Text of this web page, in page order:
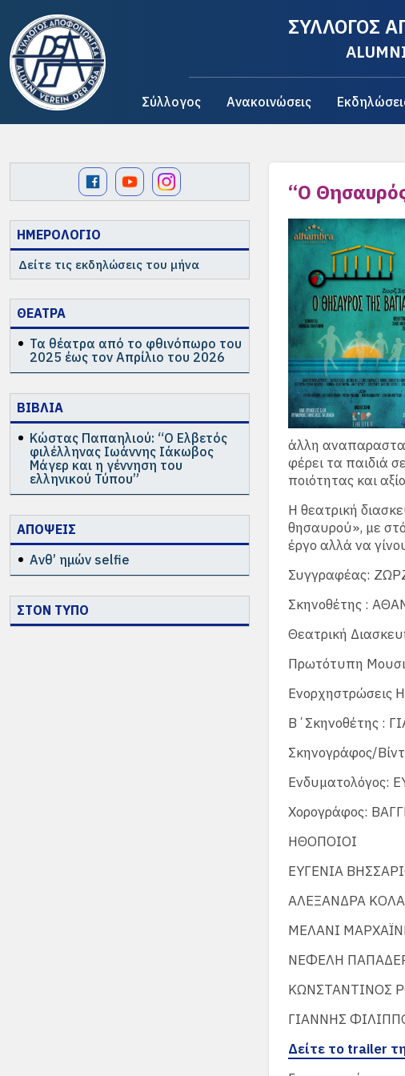
ΣΥΛΛΟΓΟΣ
Σύλλογος Ανακοινώσεις
ΗΜΕΡΟΛΟΓΙΟ
Δείτε τις εκδηλώσεις του μήνα
ΘΕΑΤΡΑ
Τα θέατρα από το φθινόπωρο του
2025 έως τον Απρίλιο του 2026
ΒΙΒΛΙΑ
Κώστας Παπαηλιού: “Ο Ελβετός
φιλέλληνας Ιωάννης Ιάκωβος
Μάγερ και η γέννηση του
ελληνικού Τύπου”
ΑΠΟΨΕΙΣ
Ανθ’ ημών selfie
ΣΤΟΝ ΤΥΠΟ
“Ο
άλλη
φέρει τα παιδιά
ποιότητας και
Η θεατρική
θησαυρού», με
έργο αλλά να
Συγγραφέας:
Σκηνοθέτης :
Θεατρική
Πρωτότυπη
Ενορχηστρώσεις
Β΄Σκηνοθέτης :
Σκηνογράφος/
Ενδυματολόγος:
Χορογράφος:
ΗΘΟΠΟΙΟΙ
ΕΥΓΕΝΙΑ
ΑΛΕΞΑΝΔΡΑ
ΜΕΛΑΝΙ
ΝΕΦΕΛΗ
ΚΩΝΣΤΑΝΤΙΝΟΣ
ΓΙΑΝΝΗΣ
Δείτε το trailer